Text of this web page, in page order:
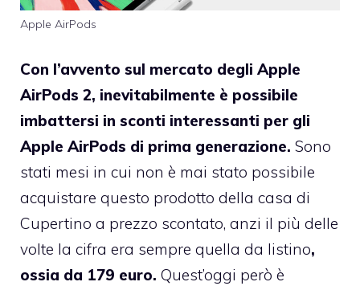
Apple AirPods
Con l’avvento sul mercato degli Apple
AirPods 2, inevitabilmente è possibile
imbattersi in sconti interessanti per gli
Apple AirPods di prima generazione. Sono
stati mesi in cui non è mai stato possibile
acquistare questo prodotto della casa di
Cupertino a prezzo scontato, anzi il più delle
volte la cifra era sempre quella da listino,
ossia da 179 euro. Quest’oggi però è